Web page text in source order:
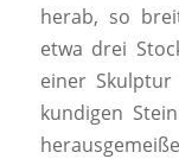
herab, so
etwa drei
einer
kundigen